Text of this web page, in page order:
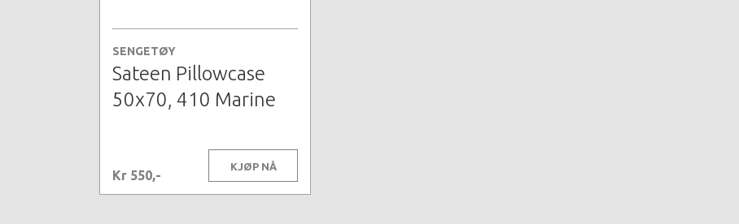
SENGETØY
Sateen Pillowcase
50x70, 410 Marine
Kr 550,-
KJØP NÅ